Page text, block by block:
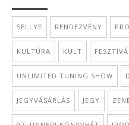
SELLYE RENDEZVÉNY
KULTÚRA KULT FESZTIVÁL
UNLIMITED TUNING SHOW
JEGYVÁSÁRLÁS JEGY